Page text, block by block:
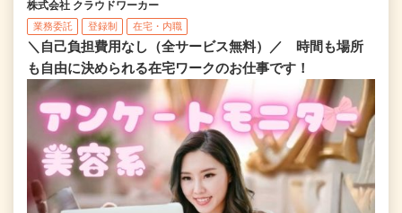
株式会社 クラウドワーカー
業務委託 登録制 在宅・内職
＼自己負担費用なし（全サービス無料）／ 時間も場所
も自由に決められる在宅ワークのお仕事です！